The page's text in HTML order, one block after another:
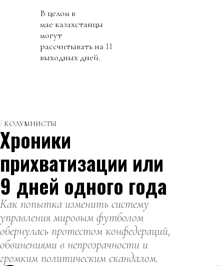
В целом в
мае казахстанцы
могут
рассчитывать на 11
выходных дней.
КОЛУМНИСТЫ
Хроники
прихватизации или
9 дней одного года
Как попытка изменить систему
управления мировым футболом
обернулась протестом конфедераций,
обвинениями в непрозрачности и
громким политическим скандалом.